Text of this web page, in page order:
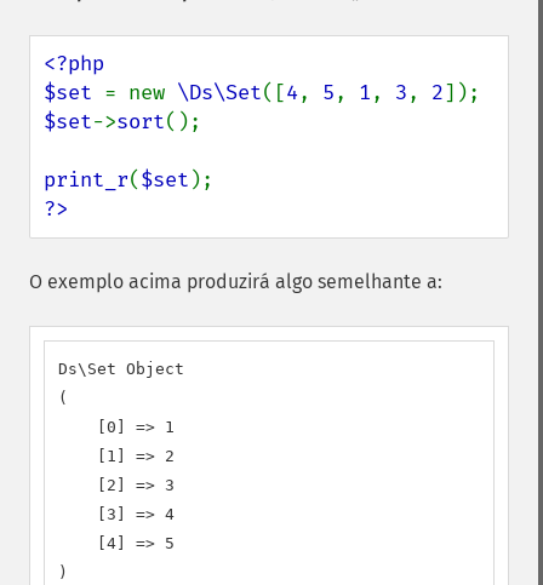
<?php
$set = new \Ds\Set([4, 5, 1, 3, 2
$set->sort();
print_r($set
?>
O exemplo acima produzirá algo semelhante a:
Ds\Set Object
(
    [0] => 1
    [1] => 2
    [2] => 3
    [3] => 4
    [4] => 5
)